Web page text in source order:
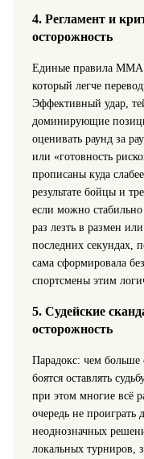
4. Регламент и
осторожность
Единые правила ММА
который легче
Эффективный удар,
доминирующие
оценивать раунд за
или «готовность
прописаны куда
результате бойцы и
если можно
раз лезть в размен
последних секундах,
сама сформировала
спортсмены этим
5. Судейские
осторожность
Парадокс: чем
боятся оставлять
при этом многие всё
очередь не проиграть
неоднозначных
локальных турниров,